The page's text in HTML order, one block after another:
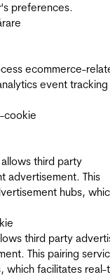
preferences.
ecommerce-
event tracking
cookie
third party
advertisement. This
hubs,
third party
This pairing
which facilitates real-